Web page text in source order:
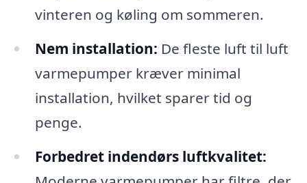
vinteren og køling om sommeren.
Nem installation: De fleste luft til luft
varmepumper kræver minimal
installation, hvilket sparer tid og
penge.
Forbedret indendørs luftkvalitet: